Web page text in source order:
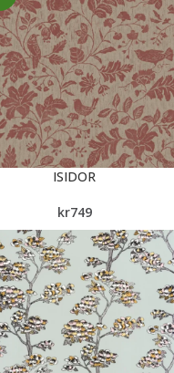
ISIDOR
kr749